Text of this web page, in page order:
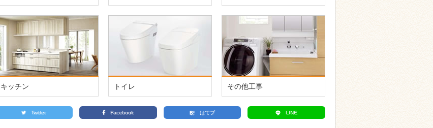
キッチン トイレ その他工事
Twitter Facebook はてブ LINE